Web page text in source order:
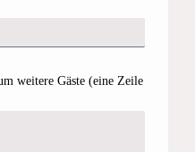
weitere Gäste (eine Zeile